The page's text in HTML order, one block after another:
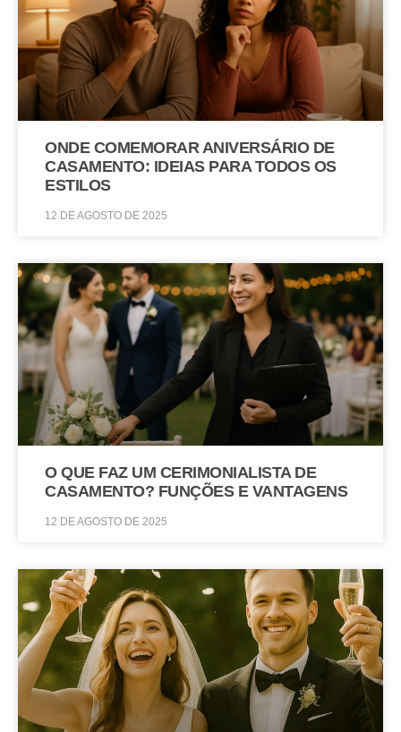
ONDE COMEMORAR ANIVERSÁRIO DE
CASAMENTO: IDEIAS PARA TODOS OS
ESTILOS
12 DE AGOSTO DE 2025
O QUE FAZ UM CERIMONIALISTA DE
CASAMENTO? FUNÇÕES E VANTAGENS
12 DE AGOSTO DE 2025